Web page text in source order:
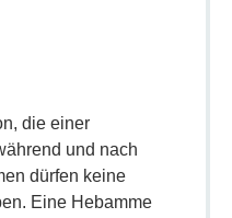
die einer
und nach
dürfen keine
Eine Hebamme